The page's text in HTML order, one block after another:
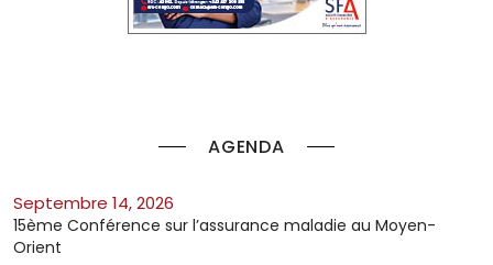
AGENDA
septembre 14, 2026
15ème Conférence sur l’assurance maladie au Moyen-
Orient